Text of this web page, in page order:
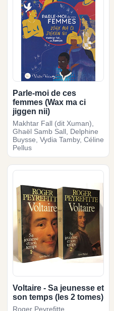
Parle-moi de ces
femmes (Wax ma ci
jiggen nii)
Makhtar Fall (dit Xuman),
Ghaël Samb Sall, Delphine
Buysse, Vydia Tamby, Céline
Pellus
Voltaire - Sa jeunesse et
son temps (les 2 tomes)
Roger Peyrefitte